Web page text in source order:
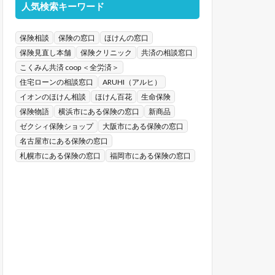
人気検索キーワード
保険相談 保険の窓口
ほけんの窓口
保険見直し本舗
保険クリニック
共済の相談窓口
こくみん共済 coop ＜全労済＞
住宅ローンの相談窓口
ARUHI（アルヒ）
イオンのほけん相談
ほけん百花
生命保険
保険物語
横浜市にある保険の窓口
新商品
ゼクシィ保険ショップ
大阪市にある保険の窓口
名古屋市にある保険の窓口
札幌市にある保険の窓口
福岡市にある保険の窓口